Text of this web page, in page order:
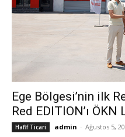
Ege Bölgesi’nin ilk
Red EDITION’ı
Hafif Ticari admin - Ağustos 5,